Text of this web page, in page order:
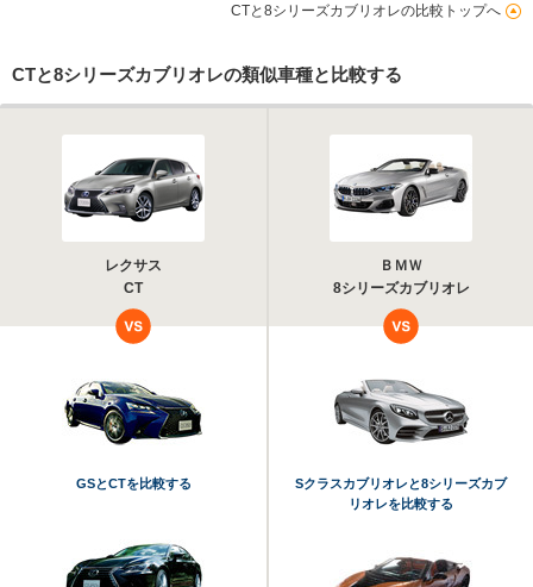
CTと8シリーズカブリオレの比較トップへ
CTと8シリーズカブリオレの類似車種と比較する
レクサス
CT
ＢＭＷ
8シリーズカブリオレ
GSとCTを比較する
Sクラスカブリオレと8シリーズカブ
リオレを比較する